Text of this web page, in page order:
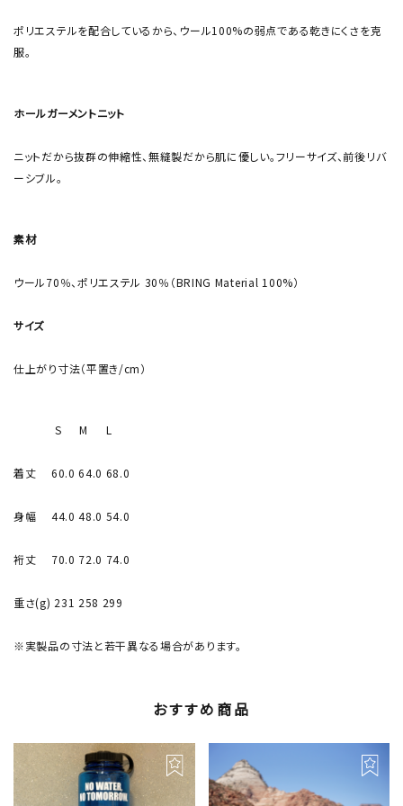
ポリエステルを配合しているから、ウール100%の弱点である乾きにくさを克
服。
ホールガーメントニット
ニットだから抜群の伸縮性、無縫製だから肌に優しい。フリーサイズ、前後リバ
ーシブル。
素材
ウール70％、ポリエステル 30％（BRING Material 100%）
サイズ
仕上がり寸法（平置き/cm）
S M L
着丈 60.0 64.0 68.0
身幅 44.0 48.0 54.0
裄丈 70.0 72.0 74.0
重さ(g) 231 258 299
※実製品の寸法と若干異なる場合があります。
おすすめ商品